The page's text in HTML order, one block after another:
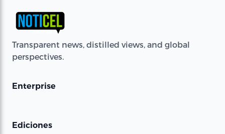
Transparent news, distilled views, and global
perspectives.
Enterprise
Ediciones